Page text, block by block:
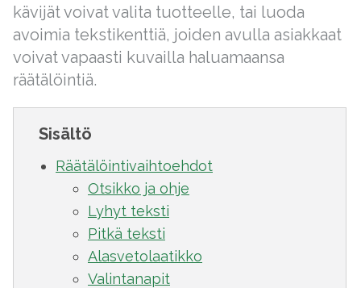
kävijät voivat valita tuotteelle, tai luoda
avoimia tekstikenttiä, joiden avulla asiakkaat
voivat vapaasti kuvailla haluamaansa
räätälöintiä.
Sisältö
Räätälöintivaihtoehdot
Otsikko ja ohje
Lyhyt teksti
Pitkä teksti
Alasvetolaatikko
Valintanapit